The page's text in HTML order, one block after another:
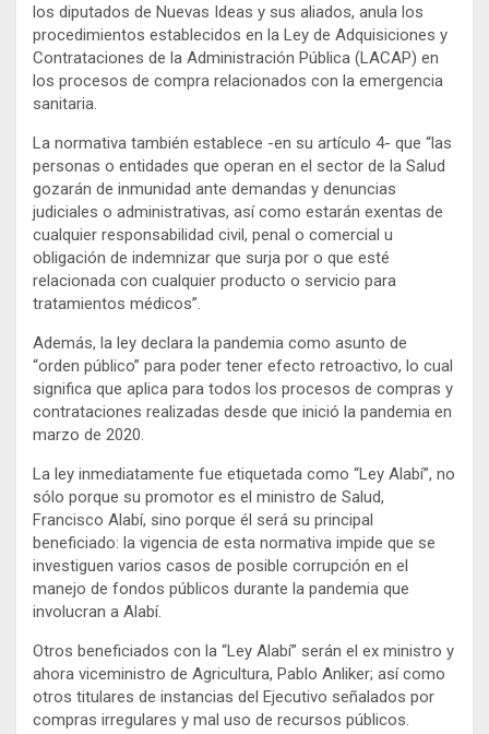
los diputados de Nuevas Ideas y sus aliados, anula los
procedimientos establecidos en la Ley de Adquisiciones y
Contrataciones de la Administración Pública (LACAP) en
los procesos de compra relacionados con la emergencia
sanitaria.
La normativa también establece -en su artículo 4- que “las
personas o entidades que operan en el sector de la Salud
gozarán de inmunidad ante demandas y denuncias
judiciales o administrativas, así como estarán exentas de
cualquier responsabilidad civil, penal o comercial u
obligación de indemnizar que surja por o que esté
relacionada con cualquier producto o servicio para
tratamientos médicos”.
Además, la ley declara la pandemia como asunto de
“orden público” para poder tener efecto retroactivo, lo cual
significa que aplica para todos los procesos de compras y
contrataciones realizadas desde que inició la pandemia en
marzo de 2020.
La ley inmediatamente fue etiquetada como “Ley Alabí”, no
sólo porque su promotor es el ministro de Salud,
Francisco Alabí, sino porque él será su principal
beneficiado: la vigencia de esta normativa impide que se
investiguen varios casos de posible corrupción en el
manejo de fondos públicos durante la pandemia que
involucran a Alabí.
Otros beneficiados con la “Ley Alabí” serán el ex ministro y
ahora viceministro de Agricultura, Pablo Anliker; así como
otros titulares de instancias del Ejecutivo señalados por
compras irregulares y mal uso de recursos públicos.